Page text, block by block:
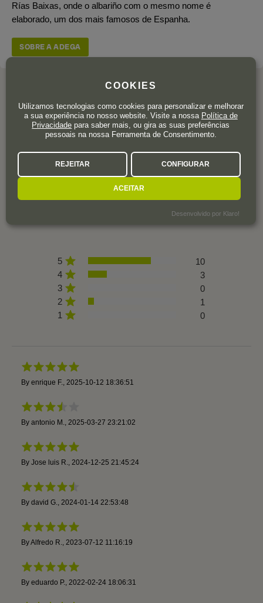
Rías Baixas, onde o albariño com o mesmo nome é
elaborado, um dos mais famosos de Espanha.
SOBRE A ADEGA
AVALIAÇÕES DOS
UTILIZADORES
4,4
5
10
4
3
3
0
2
1
1
0
By enrique F. 2025-10-12 18:36:51
By antonio M. 2025-03-27 23:21:02
By Jose luis R. 2024-12-25 21:45:24
By david G. 2024-01-14 22:53:48
ByAlfredo R. 2023-07-12 11:16:19
By eduardo P. 2022-02-24 18:06:31
COOKIES
Utilizamos tecnologias como cookies para personalizar e melhorar
a sua experiência no nosso website. Visite a nossa Política de
Privacidade para saber mais, ou gira as suas preferências
pessoais na nossa Ferramenta de Consentimento.
REJEITAR CONFIGURAR
ACEITAR
Desenvolvido por Klaro!